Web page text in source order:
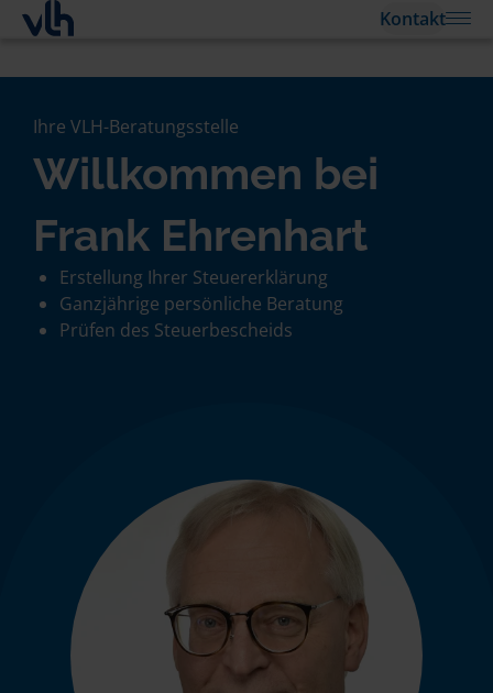
Kontakt
Ihre VLH-Beratungsstelle
Willkommen bei
Frank Ehrenhart
Erstellung Ihrer Steuererklärung
Ganzjährige persönliche Beratung
Prüfen des Steuerbescheids